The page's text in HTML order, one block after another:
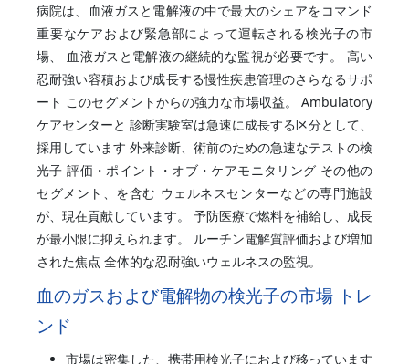
病院は、血液ガスと電解液の中で最大のシェアをコマンド
重要なケアおよび緊急部によって運転される検光子の市
場、 血液ガスと電解液の継続的な監視が必要です。 高い
忍耐強い容積および成長する慢性疾患管理のさらなるサポ
ート このセグメントからの強力な市場収益。 Ambulatory
ケアセンターと 診断実験室は急速に成長する区分として、
採用しています 外来診断、術前のための急速なテストの検
光子 評価・ポイント・オブ・ケアモニタリング その他の
セグメント、を含む ウェルネスセンターなどの専門施設
が、現在貢献しています。 予防医療で燃料を補給し、成長
が最小限に抑えられます。 ルーチン電解質評価および増加
された焦点 全体的な忍耐強いウェルネスの監視。
血のガスおよび電解物の検光子の市場 トレ
ンド
市場は密集した、携帯用検光子におよび移っています